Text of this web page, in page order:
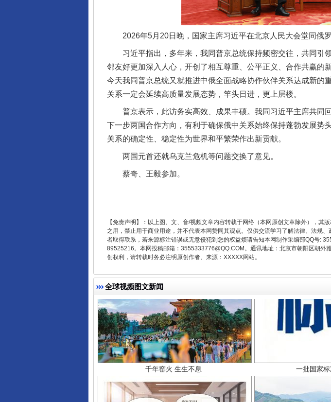
2026年5月20日晚，国家主席习近平在北京人民大会堂同俄罗
习近平指出，多年来，我同普京总统保持频密交往，共同引
邻友好更加深入人心，开创了相互尊重、公平正义、合作共赢的
今天我同普京总统又就推进中俄全面战略协作伙伴关系达成新
关系一定会延续高质量发展态势，竿头日进，更上层楼。
普京表示，此访务实高效、成果丰硕。我同习近平主席共同
下一步两国合作方向，有利于确保俄中关系始终保持蓬勃发展势
关系的确定性、稳定性为世界和平繁荣作出新贡献。
两国元首还就乌克兰危机等问题交换了意见。
蔡奇、王毅参加。
【免责声明】：以上图、文、音/视频文章内容转载于网络（本网原创文章除外），
之用，禁止用于商业用途，并不代表本网赞同其观点。仅供交流学习了解法律、法规
者取得联系，若来源标注错误或无意侵犯到您的权益烦请告知本网制作采编部QQ号:
89525216。本网投稿邮箱：3555333776@QQ.COM。通讯地址：北京市朝阳区朝
创权利，请转载时务必注明原创作者、来源：XXXXX网站。
全球视频图文新闻
完善运行机制助力责任有效落实 一纸欠条伤亲情
千年窑火 生生不息 一批国家